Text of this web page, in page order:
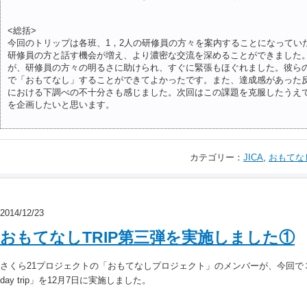
<総括>
今回のトリップは各班、1，2人の研修員の方々を案内することになってい
研修員の方と話す機会が増え、より濃密な交流を深めることができました
が、研修員の方々の明るさに助けられ、すぐに緊張もほぐれました。彼ら
で「おもてなし」することができてよかったです。また、達成感があった
における下調べの不十分さも感じました。次回はこの課題を克服したうえ
を企画したいと思います。
カテゴリー： JICA, おもてな
2014/12/23
おもてなしTRIP第三弾を実施しました①
さくら21プロジェクトの「おもてなしプロジェクト」のメンバーが、今回
day trip」を12月7日に実施しました。